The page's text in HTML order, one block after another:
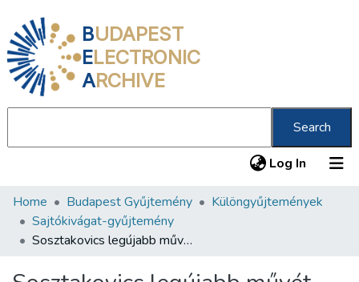
BUDAPEST
ELECTRONIC
ARCHIVE
Search
Log In (current)
Communities & Collections
All of DSpace
Home Budapest Gyűjtemény
Különgyűjtemények
Sajtókivágat-gyűjtemény
Sosztakovics legújabb művét mutatta be az Erkel SzÍnházban Rosztropovics gordonkaművész